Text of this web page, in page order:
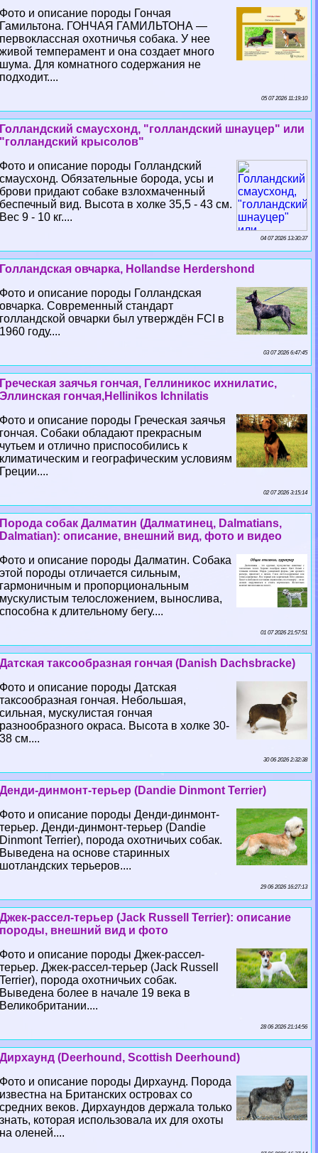
Фото и описание породы Гончая
Гамильтона. ГОНЧАЯ ГАМИЛЬТОНА —
первоклассная охотничья собака. У нее
живой темперамент и она создает много
шума. Для комнатного содержания не
подходит....
05 07 2026 11:19:10
Голландский смаусхонд, "голландский шнауцер" или
"голландский крысолов"
Фото и описание породы Голландский
смаусхонд. Обязательные борода, усы и
брови придают собаке взлохмаченный
беспечный вид. Высота в холке 35,5 - 43 см.
Вес 9 - 10 кг....
04 07 2026 13:30:37
Голландская овчарка, Hollandse Herdershond
Фото и описание породы Голландская
овчарка. Современный стандарт
голландской овчарки был утверждён FCI в
1960 году....
03 07 2026 6:47:45
Греческая заячья гончая, Геллиникос ихнилатис,
Эллинская гончая,Hellinikos Ichnilatis
Фото и описание породы Греческая заячья
гончая. Собаки обладают прекрасным
чутьем и отлично приспособились к
климатическим и географическим условиям
Греции....
02 07 2026 3:15:14
Порода собак Далматин (Далматинец, Dalmatians,
Dalmatian): описание, внешний вид, фото и видео
Фото и описание породы Далматин. Собака
этой породы отличается сильным,
гармоничным и пропорциональным
мускулистым телосложением, вынослива,
способна к длительному бегу....
01 07 2026 21:57:51
Датская таксообразная гончая (Danish Dachsbracke)
Фото и описание породы Датская
таксообразная гончая. Небольшая,
сильная, мускулистая гончая
разнообразного окраса. Высота в холке 30-
38 см....
30 06 2026 2:32:38
Денди-динмонт-терьер (Dandie Dinmont Terrier)
Фото и описание породы Денди-динмонт-
терьер. Денди-динмонт-терьер (Dandie
Dinmont Terrier), порода охотничьих собак.
Выведена на основе старинных
шотландских терьеров....
29 06 2026 16:27:13
Джек-рассел-терьер (Jack Russell Terrier): описание
породы, внешний вид и фото
Фото и описание породы Джек-рассел-
терьер. Джек-рассел-терьер (Jack Russell
Terrier), порода охотничьих собак.
Выведена более в начале 19 века в
Великобритании....
28 06 2026 21:14:56
Дирхаунд (Deerhound, Scottish Deerhound)
Фото и описание породы Дирхаунд. Порода
известна на Британских островах со
средних веков. Дирхаундов держала только
знать, которая использовала их для охоты
на оленей....